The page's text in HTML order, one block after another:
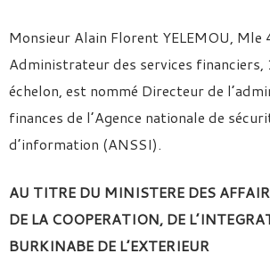
Monsieur Alain Florent YELEMOU, Mle
Administrateur des services financiers,
échelon, est nommé Directeur de
finances de l’Agence nationale de
d’information (ANSSI).
AU TITRE DU MINISTERE DES
DE LA COOPERATION, DE
BURKINABE DE L’EXTERIEUR